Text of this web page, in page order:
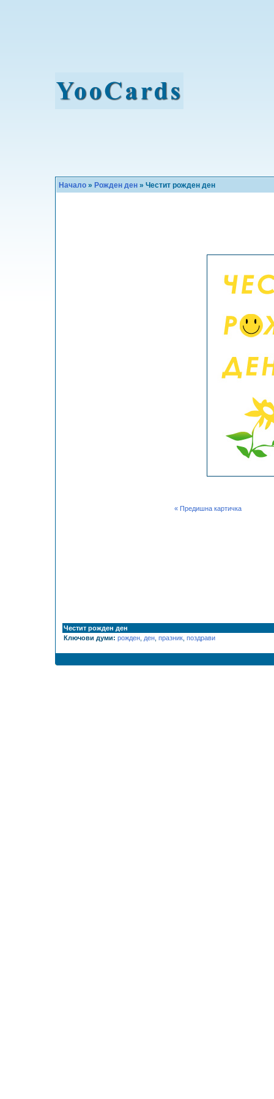
Начало » Рожден ден » Честит рожден ден
« Предишна картичка
Честит рожден ден
Ключови думи: рожден ден празник поздрави